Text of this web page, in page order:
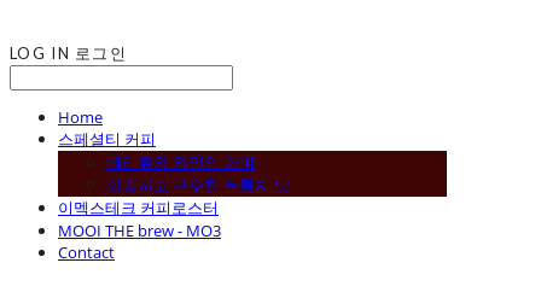
LOG IN 로그인
Home
스페셜티 커피
베리류와 와인의 향미
깔끔하고 구수한 누룽지 맛
이멕스테크 커피로스터
MOOI THE brew - MO3
Contact